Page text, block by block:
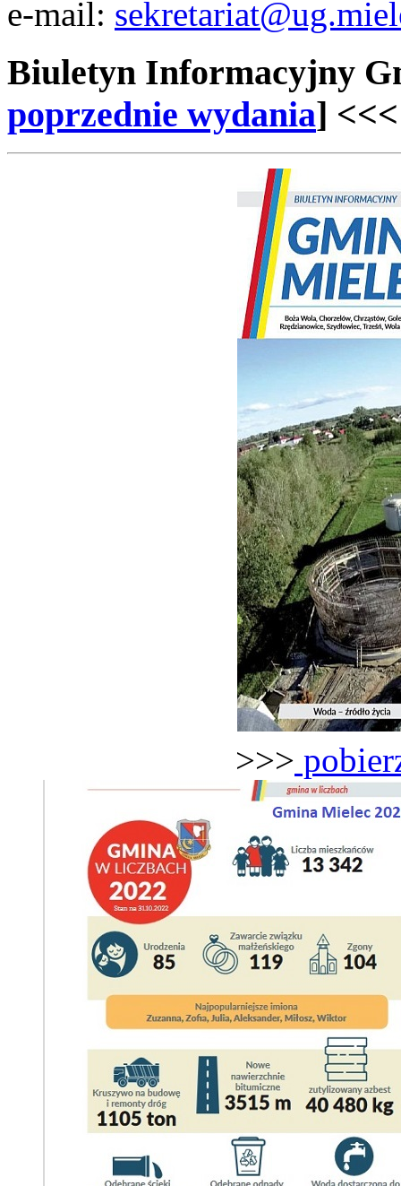
e-mail:
Biuletyn Informacyjny
poprzednie wydania] <<<
>>>